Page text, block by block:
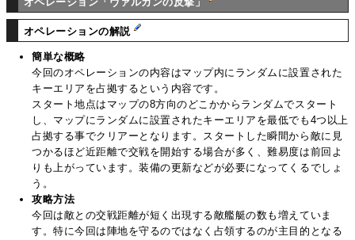
オペレーションの解説
簡単な概略
今回のオペレーションの内容はマップ内にランダムに設置された
キーエリアを占拠するという内容です。
スタート地点はマップの8方向のどこかからランダムでスタート
し、マップにランダムに設置されたキーエリアを最低でも4つ以上
占拠する事でクリアーとなります。スタートした瞬間から敵に見
つかるほど近距離で交戦を開始する場合が多く、難易度は前回よ
りも上がっています。装備の更新などが必要になってくるでしょ
う。
攻略方法
今回は敵との交戦距離が短く出現する敵艦艇の数も増えていま
す。特に今回は陣地を守るのではなく占領するのが主目的となる